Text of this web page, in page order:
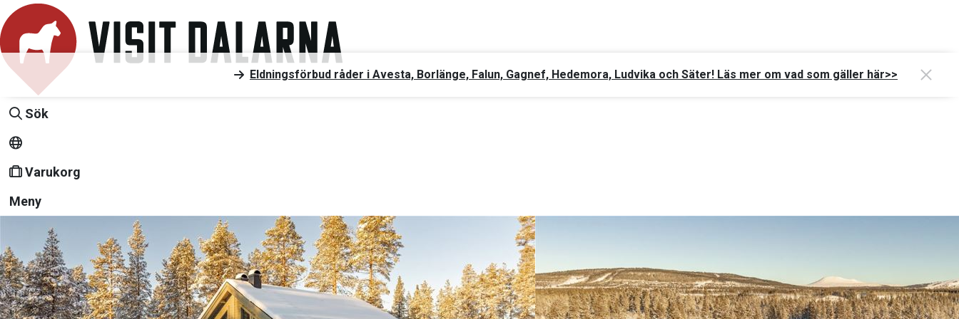
Sök
Varukorg
Meny
Eldningsförbud råder i Avesta, Borlänge, Falun, Gagnef, Hedemora, Ludvika och Säter! Läs mer om vad som gäller här>>